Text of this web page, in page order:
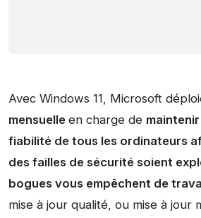
Avec Windows 11, Microsoft
mensuelle en charge de
fiabilité de tous les ordinateurs
des failles de sécurité soient
bogues vous empêchent de
mise à jour qualité, ou mise à jour